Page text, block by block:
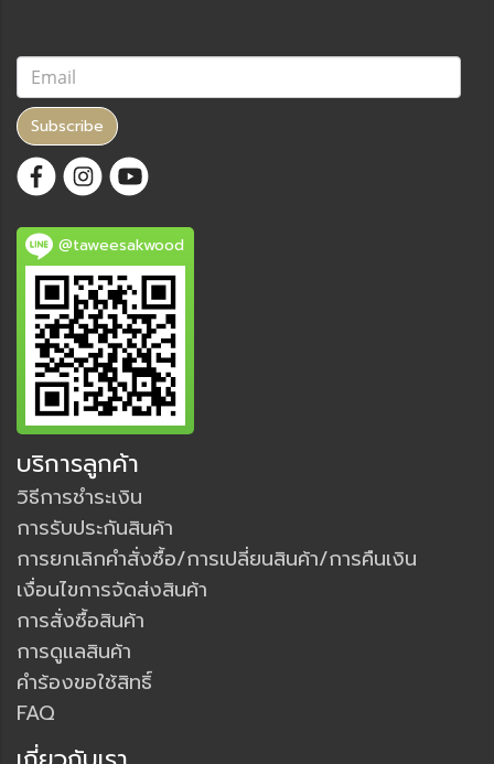
Subscribe
@taweesakwood
บริการลูกค้า
วิธีการชำระเงิน
การรับประกันสินค้า
การยกเลิกคำสั่งซื้อ/การเปลี่ยนสินค้า/การคืนเงิน
เงื่อนไขการจัดส่งสินค้า
การสั่งซื้อสินค้า
การดูแลสินค้า
คำร้องขอใช้สิทธิ์
FAQ